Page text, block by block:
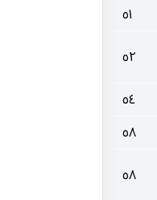
٥١
٥٢
٥٤
٥٨
٥٨